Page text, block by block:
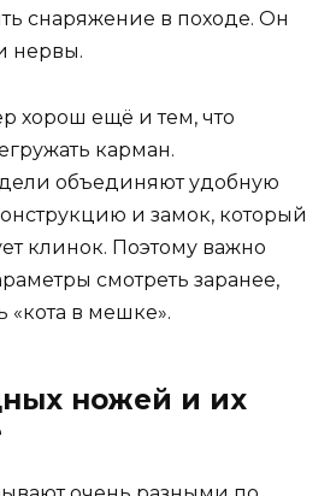
снаряжение в походе. Он
нервы.
хорош ещё и тем, что
карман.
объединяют удобную
и замок, который
клинок. Поэтому важно
смотреть заранее,
«кота в мешке».
ножей и их